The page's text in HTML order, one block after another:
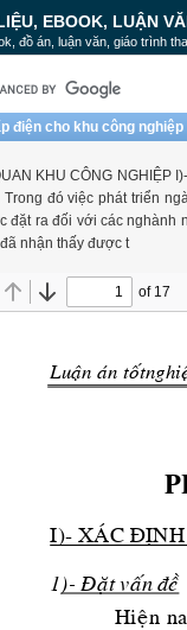
EBOOK, LUẬN
đồ án, luận văn, giáo trình
điện cho khu công
KHU CÔNG
Trong đó việc phát triển
đặt ra đối với các nghành
nhận thấy được t